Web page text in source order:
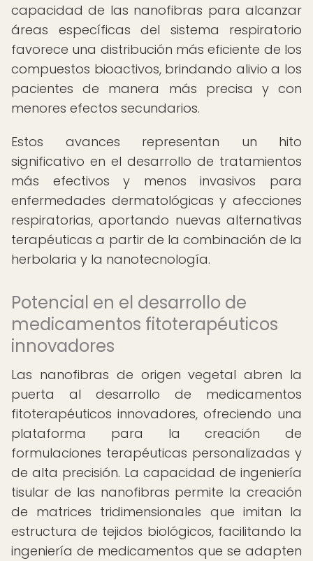
capacidad de las nanofibras para alcanzar
áreas específicas del sistema respiratorio
favorece una distribución más eficiente de los
compuestos bioactivos, brindando alivio a los
pacientes de manera más precisa y con
menores efectos secundarios.
Estos avances representan un hito
significativo en el desarrollo de tratamientos
más efectivos y menos invasivos para
enfermedades dermatológicas y afecciones
respiratorias, aportando nuevas alternativas
terapéuticas a partir de la combinación de la
herbolaria y la nanotecnología.
Potencial en el desarrollo de
medicamentos fitoterapéuticos
innovadores
Las nanofibras de origen vegetal abren la
puerta al desarrollo de medicamentos
fitoterapéuticos innovadores, ofreciendo una
plataforma para la creación de
formulaciones terapéuticas personalizadas y
de alta precisión. La capacidad de ingeniería
tisular de las nanofibras permite la creación
de matrices tridimensionales que imitan la
estructura de tejidos biológicos, facilitando la
ingeniería de medicamentos que se adapten